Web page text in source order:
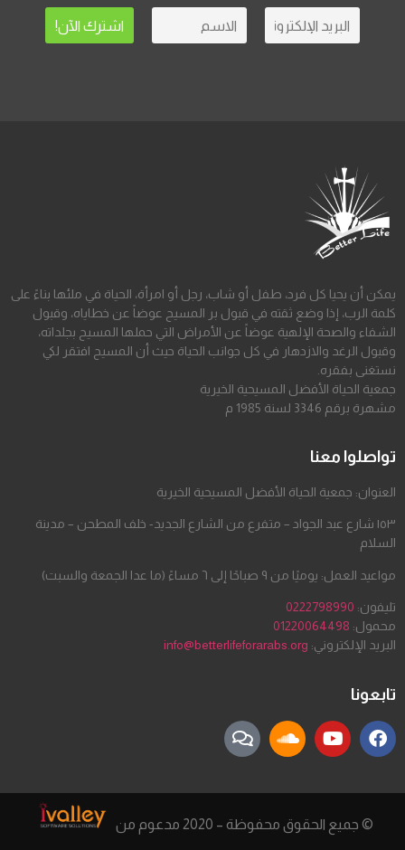
يمكن أن يحيا كل فرد، طفل أو شاب، رجل أو امرأة، الحياة في ملئها بناءً على
كلمة الرب، إذا وضع ثقته في قبول بر المسيح عوضاً عن خطاياه، وقبول
الشفاء والصحة الإلهية عوضاً عن الأمراض التي حملها المسيح بجلداته،
وقبول الرغد والازدهار في كل جوانب الحياة حيث أن المسيح افتقر لكي
نستغنى بفقره.
جمعية الحياة الأفضل المسيحية الخيرية
مشهرة برقم 3346 لسنة 1985 م
تواصلوا معنا
العنوان: جمعية الحياة الأفضل المسيحية الخيرية
١٥٣ شارع عبد الجواد – متفرع من الشارع الجديد- خلف المطحن – مدينة
السلام
مواعيد العمل: يوميًا من ٩ صباحًا إلى ٦ مساءً (ما عدا الجمعة والسبت)
تليفون: 0222798990
محمول: 01220064498
البريد الإلكتروني: info@betterlifeforarabs.org
تابعونا
© جميع الحقوق محفوظة – 2020 مدعوم من